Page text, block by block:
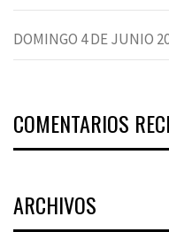
DOMINGO 4 DE JUNIO
COMENTARIOS
ARCHIVOS